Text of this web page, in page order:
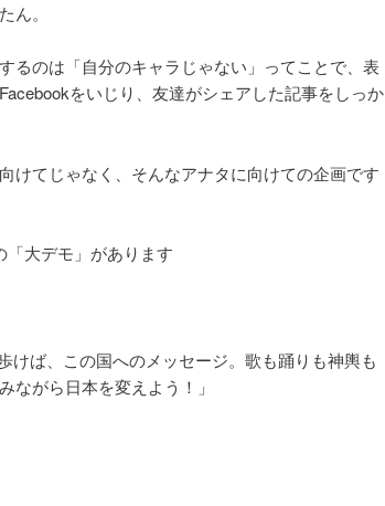
ん。
るのは「自分のキャラじゃない」ってことで、表
をいじり、友達がシェアした記事をしっか
けてじゃなく、そんなアナタに向けての企画です
大デモ」があります
けば、この国へのメッセージ。歌も踊りも神輿も
ながら日本を変えよう！」